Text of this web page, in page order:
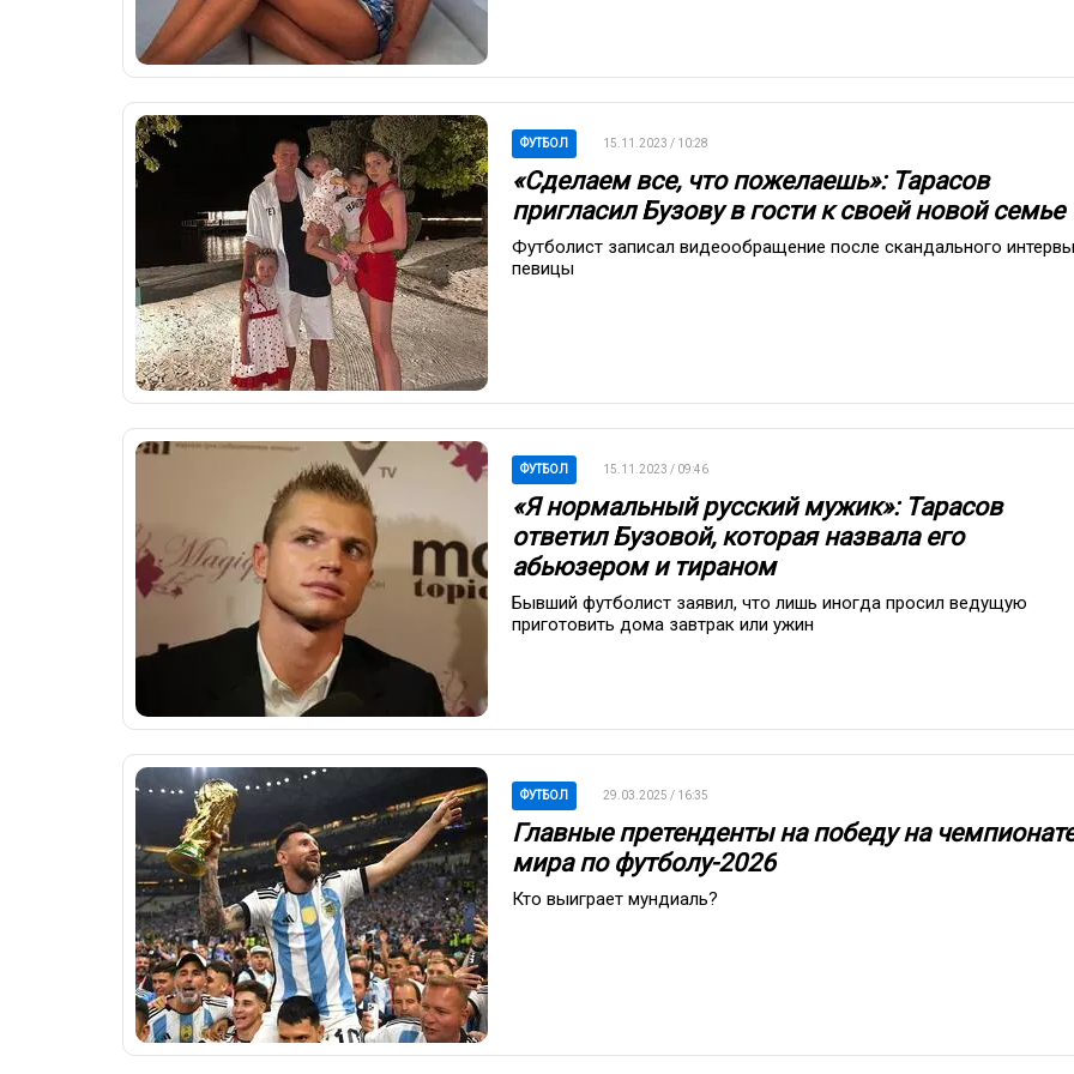
ФУТБОЛ 15.11.2023 / 10:28
«Сделаем все, что пожелаешь»: Тарасов
пригласил Бузову в гости к своей новой семье
Футболист записал видеообращение после скандального
певицы
ФУТБОЛ 15.11.2023 / 09:46
«Я нормальный русский мужик»: Тарасов
ответил Бузовой, которая назвала его
абьюзером и тираном
Бывший футболист заявил, что лишь иногда просил ведущую
приготовить дома завтрак или ужин
ФУТБОЛ 29.03.2025 / 16:35
Главные претенденты на победу на
мира по футболу-2026
Кто выиграет мундиаль?